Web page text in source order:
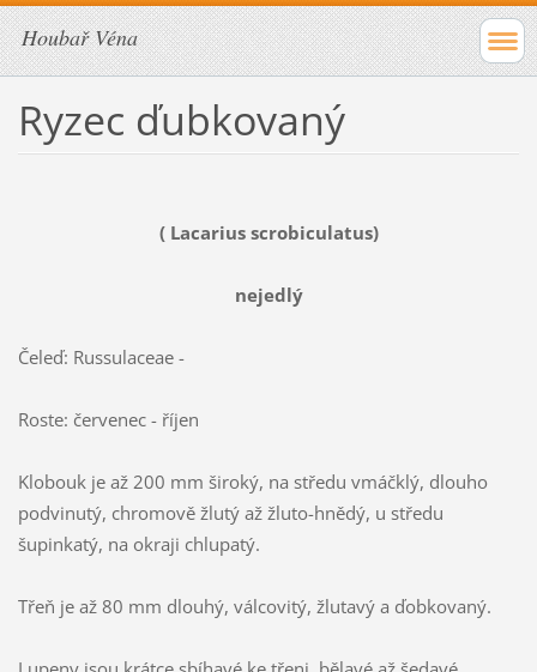
Houbař Véna
Ryzec ďubkovaný
( Lacarius scrobiculatus)
nejedlý
Čeleď: Russulaceae -
Roste: červenec - říjen
Klobouk je až 200 mm široký, na středu vmáčklý, dlouho
podvinutý, chromově žlutý až žluto-hnědý, u středu
šupinkatý, na okraji chlupatý.
Třeň je až 80 mm dlouhý, válcovitý, žlutavý a ďobkovaný.